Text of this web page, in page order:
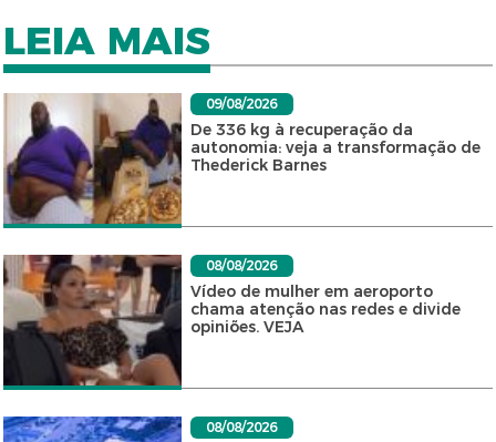
LEIA MAIS
09/08/2026
De 336 kg à recuperação da
autonomia: veja a transformação de
Thederick Barnes
08/08/2026
Vídeo de mulher em aeroporto
chama atenção nas redes e divide
opiniões. VEJA
08/08/2026